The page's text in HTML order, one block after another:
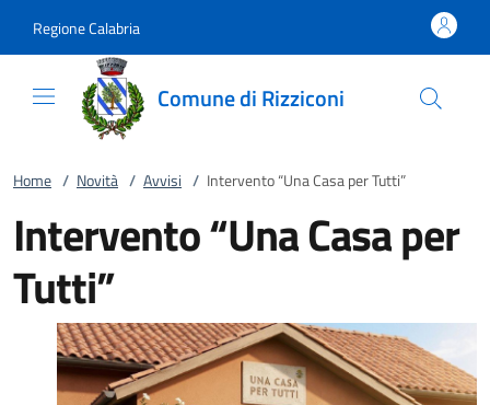
Regione Calabria
Comune di Rizziconi
Home / Novità / Avvisi / Intervento “Una Casa per Tutti”
Intervento “Una Casa per
Tutti”